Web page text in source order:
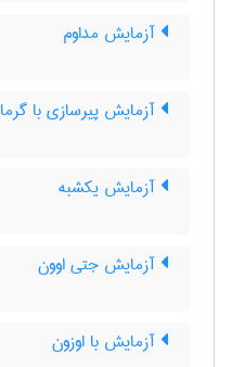
آزمایش مداوم
آزمایش پیرسازی با گرما
آزمایش یکشبه
آزمایش جتی اوون
آزمایش با اوزون